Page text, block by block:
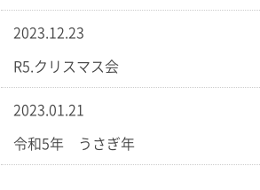
2023.12.23
R5.クリスマス会
2023.01.21
令和5年 うさぎ年